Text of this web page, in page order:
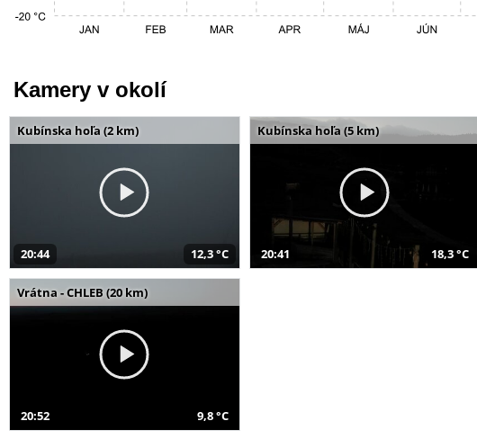
Kamery v okolí
Kubínska hoľa (2 km)
20:44 12,3 °C
Kubínska hoľa (5 km)
20:41 18,3 °C
Vrátna - CHLEB (20 km)
20:52 9,8 °C